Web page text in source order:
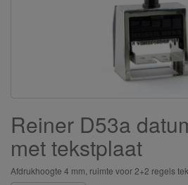
Reiner D53a
met tekstplaat
Afdrukhoogte 4 mm, ruimte voor 2+2 regels